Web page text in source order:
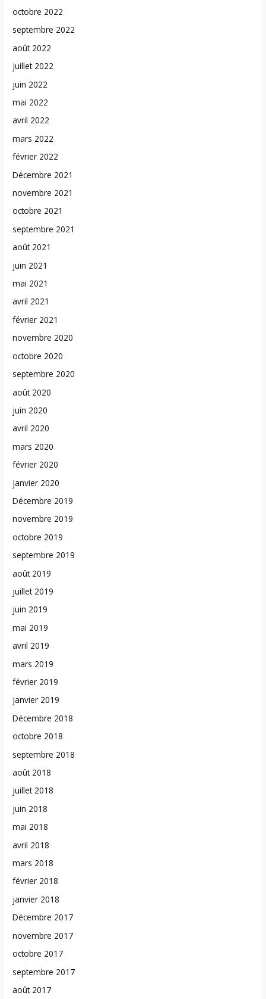
octobre 2022
septembre 2022
août 2022
juillet 2022
juin 2022
mai 2022
avril 2022
mars 2022
février 2022
Décembre 2021
novembre 2021
octobre 2021
septembre 2021
août 2021
juin 2021
mai 2021
avril 2021
février 2021
novembre 2020
octobre 2020
septembre 2020
août 2020
juin 2020
avril 2020
mars 2020
février 2020
janvier 2020
Décembre 2019
novembre 2019
octobre 2019
septembre 2019
août 2019
juillet 2019
juin 2019
mai 2019
avril 2019
mars 2019
février 2019
janvier 2019
Décembre 2018
octobre 2018
septembre 2018
août 2018
juillet 2018
juin 2018
mai 2018
avril 2018
mars 2018
février 2018
janvier 2018
Décembre 2017
novembre 2017
octobre 2017
septembre 2017
août 2017